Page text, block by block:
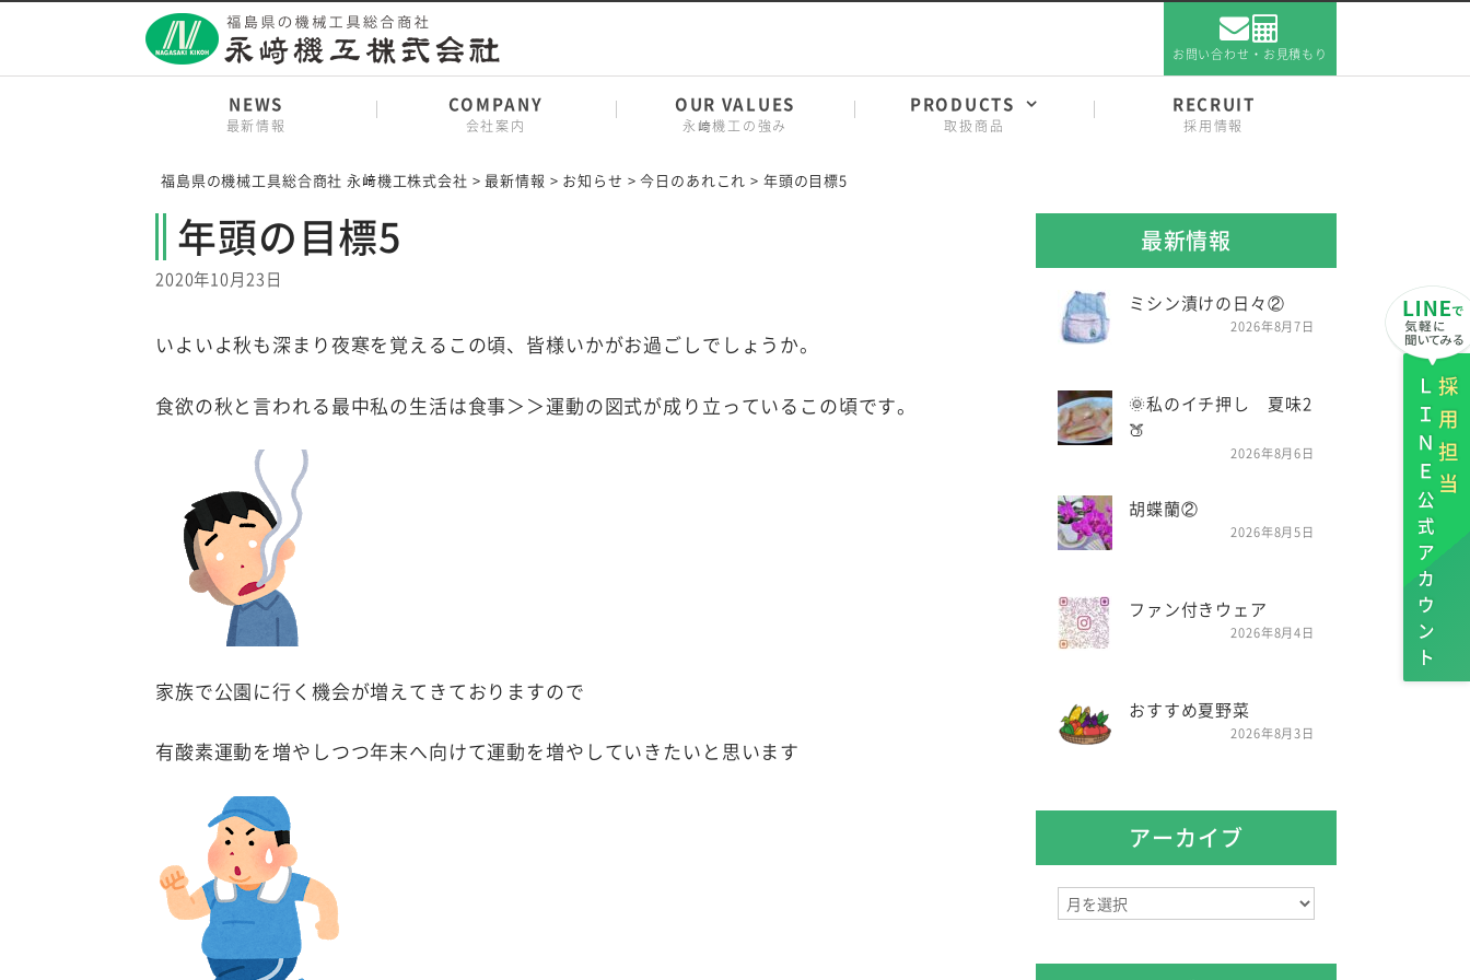
content
採用担当
ＬＩＮＥ
公式アカウント
お問い合わせ・お見積もり
NEWS
最新情報
COMPANY
会社案内
OUR VALUES
永﨑機工の強み
PRODUCTS
取扱商品
RECRUIT
採用情報
福島県の機械工具総合商社 永﨑機工株式会社 > 最新情報 > お知らせ >今日のあれこれ > 年頭の目標5
年頭の目標5
2020年10月23日
いよいよ秋も深まり夜寒を覚えるこの頃、皆様いかがお過ごしでしょうか。
食欲の秋と言われる最中私の生活は食事＞＞運動の図式が成り立っているこの頃です。
家族で公園に行く機会が増えてきておりますので
有酸素運動を増やしつつ年末へ向けて運動を増やしていきたいと思います
最新情報
ミシン漬けの日々②
2026年8月7日
🌞私のイチ押し 夏味2
🍑
2026年8月6日
胡蝶蘭②
2026年8月5日
ファン付きウェア
2026年8月4日
おすすめ夏野菜
2026年8月3日
アーカイブ
ア
ー